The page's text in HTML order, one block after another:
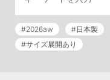
#2026aw
#日本製
#サイズ展開あり